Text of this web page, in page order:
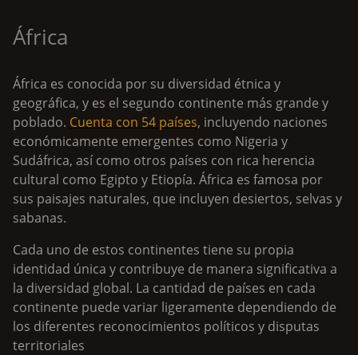
África
África es conocida por su diversidad étnica y
geográfica, y es el segundo continente más grande y
poblado. Cuenta con 54 países, incluyendo naciones
económicamente emergentes como Nigeria y
Sudáfrica, así como otros países con rica herencia
cultural como Egipto y Etiopía. África es famosa por
sus paisajes naturales, que incluyen desiertos, selvas y
sabanas.
Cada uno de estos continentes tiene su propia
identidad única y contribuye de manera significativa a
la diversidad global. La cantidad de países en cada
continente puede variar ligeramente dependiendo de
los diferentes reconocimientos políticos y disputas
territoriales